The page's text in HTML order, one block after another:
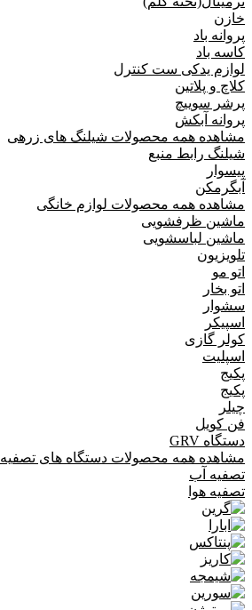
خازن
پروانه باد
کاسه باد
لوازم یدکی ست کنترل
کلاچ و پلاتین
پرشر سوییچ
پروانه آبکش
مشاهده همه محصولات شیلنگ های زرهی
شیلنگ رابط منبع
پیسوار
آبگرمکن
مشاهده همه محصولات لوازم خانگی
ماشین ظرفشویی
ماشین لباسشویی
تلویزیون
اتو مو
اتو بخار
سشوار
اسپیکر
کولر گازی
اسپلیت
پکیج
پکیج
چیلر
فن کویل
دستگاه GRV
مشاهده همه محصولات دستگاه های تصفیه
تصفیه آب
تصفیه هوا